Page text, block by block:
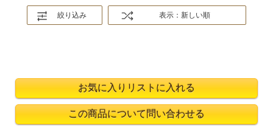
絞り込み 表示：新しい順